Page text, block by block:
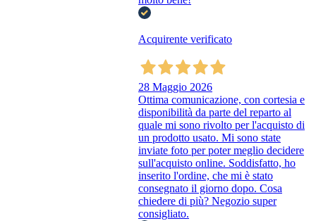
Acquirente verificato
28 Maggio 2026
Ottima comunicazione, con cortesia e
disponibilità da parte del reparto al
quale mi sono rivolto per l'acquisto di
un prodotto usato. Mi sono state
inviate foto per poter meglio decidere
sull'acquisto online. Soddisfatto, ho
inserito l'ordine, che mi è stato
consegnato il giorno dopo. Cosa
chiedere di più? Negozio super
consigliato.